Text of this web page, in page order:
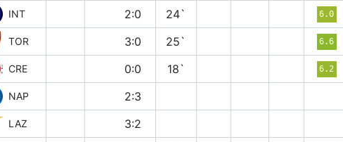
INT 2:0 24` 6.0
TOR 3:0 25` 6.6
CRE 0:0 18` 6.2
NAP
2:3
LAZ
3:2